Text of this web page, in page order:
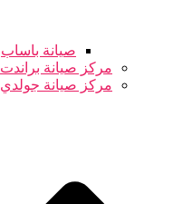
صيانة باساب
مركز صيانة براندت
مركز صيانة جولدي